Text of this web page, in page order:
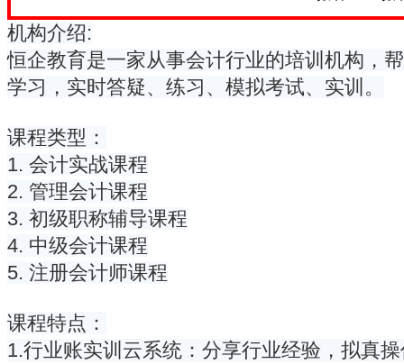
机构介绍:
恒企教育是一家从事会计行业的培训机构，
学习，实时答疑、练习、模拟考试、实训。
课程类型：
1. 会计实战课程
2. 管理会计课程
3. 初级职称辅导课程
4. 中级会计课程
5. 注册会计师课程
课程特点：
1.行业账实训云系统：分享行业经验，拟真